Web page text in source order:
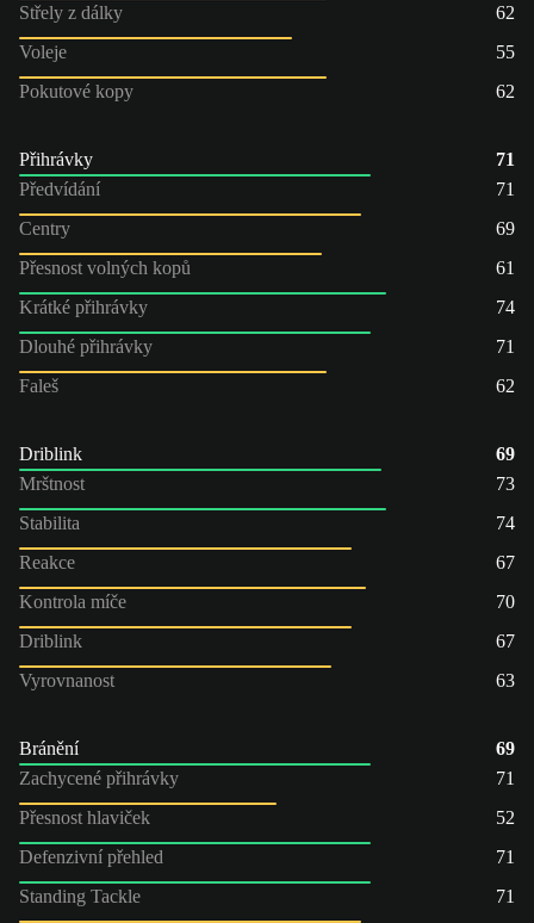
Střely z dálky
62
Voleje
55
Pokutové kopy
62
Přihrávky
71
Předvídání
71
Centry
69
Přesnost volných kopů
61
Krátké přihrávky
74
Dlouhé přihrávky
71
Faleš
62
Driblink
69
Mrštnost
73
Stabilita
74
Reakce
67
Kontrola míče
70
Driblink
67
Vyrovnanost
63
Bránění
69
Zachycené přihrávky
71
Přesnost hlaviček
52
Defenzivní přehled
71
Standing Tackle
71